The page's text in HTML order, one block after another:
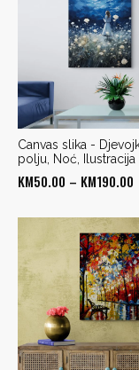
Canvas slika -
polju, Noć, Ilustracija
KM50.00 – KM190.00